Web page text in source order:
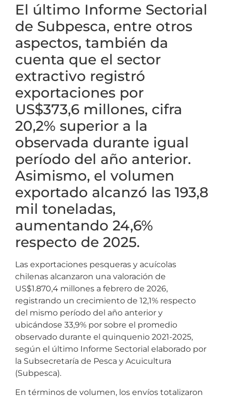
El último Informe Sectorial
de Subpesca, entre otros
aspectos, también da
cuenta que el sector
extractivo registró
exportaciones por
US$373,6 millones, cifra
20,2% superior a la
observada durante igual
período del año anterior.
Asimismo, el volumen
exportado alcanzó las 193,8
mil toneladas,
aumentando 24,6%
respecto de 2025.
Las exportaciones pesqueras y acuícolas
chilenas alcanzaron una valoración de
US$1.870,4 millones a febrero de 2026,
registrando un crecimiento de 12,1% respecto
del mismo período del año anterior y
ubicándose 33,9% por sobre el promedio
observado durante el quinquenio 2021-2025,
según el último Informe Sectorial elaborado por
la Subsecretaría de Pesca y Acuicultura
(Subpesca).
En términos de volumen, los envíos totalizaron